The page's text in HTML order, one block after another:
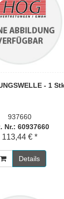
- 1
937660
Nr.: 60937660
113,44 € *
Details